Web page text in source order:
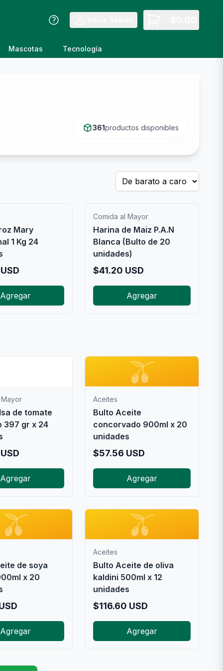
Mascotas Tecnología
361productos disponibles
Mary
1 Kg 24
USD
Agregar
Comida al Mayor
Harina de Maiz P.A.N
Blanca (Bulto de 20
unidades)
$41.20 USD
Agregar
de tomate
397 gr x 24
USD
Agregar
🫒
Aceites
Bulto Aceite
concorvado 900ml x 20
unidades
$57.56 USD
Agregar
🫒
de soya
x 20
Agregar
🫒
Aceites
Bulto Aceite de oliva
kaldini 500ml x 12
unidades
$116.60 USD
Agregar